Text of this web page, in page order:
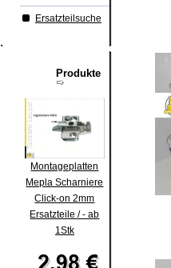
Ersatzteilsuche
Produkte
Montageplatten
Mepla Scharniere
Click-on 2mm
Ersatzteile / - ab
1Stk